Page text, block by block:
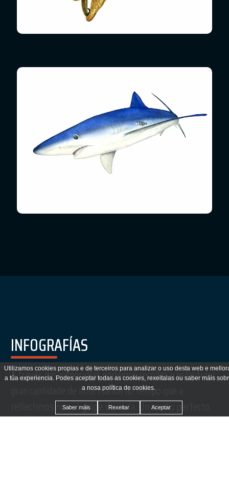
Utilizamos cookies propias e de terceiros para analizar o uso desta web e
a túa experiencia. Podes aceptar todas as cookies, rexeitalas ou saber máis
a nosa política de cookies.
Saber máis Rexeitar Aceptar
INFOGRAFÍAS
A través das infografías podemos recoller e estruturar
gran cantidade de información ao tempo que a
reflectimos nun só golpe de vista. Un medio perfecto